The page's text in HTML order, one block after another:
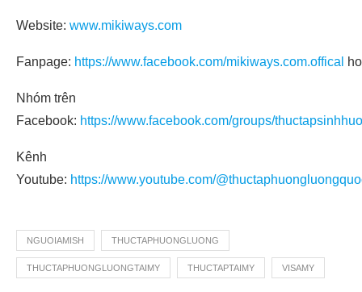
Website: www.mikiways.com
Fanpage: https://www.facebook.com/mikiways.com.offical
Nhóm trên
Facebook: https://www.facebook.com/groups/
Kênh
Youtube: https://www.youtube.com/
NGUOIAMISH THUCTAPHUONGLUONG
THUCTAPHUONGLUONGTAIMY THUCTAPTAIMY VISAMY